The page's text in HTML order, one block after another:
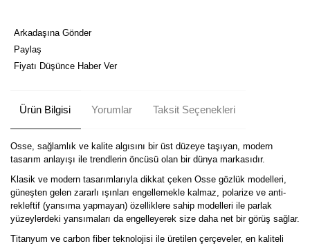
Arkadaşına Gönder
Paylaş
Fiyatı Düşünce Haber Ver
Ürün Bilgisi Yorumlar Taksit Seçenekleri
Osse, sağlamlık ve kalite algısını bir üst düzeye taşıyan, modern
tasarım anlayışı ile trendlerin öncüsü olan bir dünya markasıdır.
Klasik ve modern tasarımlarıyla dikkat çeken Osse gözlük modelleri,
güneşten gelen zararlı ışınları engellemekle kalmaz, polarize ve anti-
rekleftif (yansıma yapmayan) özelliklere sahip modelleri ile parlak
yüzeylerdeki yansımaları da engelleyerek size daha net bir görüş sağlar.
Titanyum ve carbon fiber teknolojisi ile üretilen çerçeveler, en kaliteli